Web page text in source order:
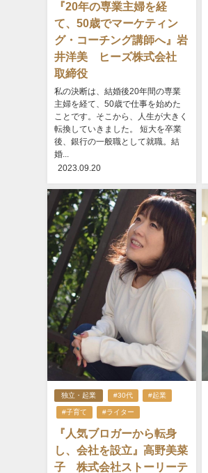
『20年の専業主婦を経
て、50歳でマーケティン
グ・コーチング講師へ』岩
井洋美 ヒーズ株式会社
取締役
私の決断は、結婚後20年間の専業
主婦を経て、50歳で仕事を始めた
ことです。そこから、人生が大きく
転換していきました。 短大を卒業
後、銀行の一般職として就職。結
婚...
2023.09.20
独立・起業 #30代 #起業
#子育て #ライター
『人気ブロガーから転身
し、会社を設立』高野美菜
子 株式会社ストーリーテ